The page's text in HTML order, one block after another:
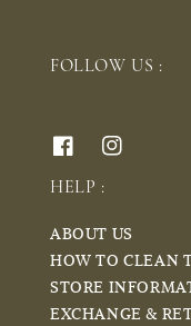
FOLLOW US :
HELP :
ABOUT US
HOW TO CLEAN
STORE
EXCHANGE &